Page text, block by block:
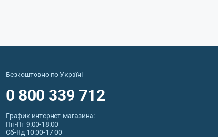
Безкоштовно по Україні
0 800 339 712
График интернет‑магазина:
Пн-Пт 9:00-18:00
Сб-Нд 10:00-17:00